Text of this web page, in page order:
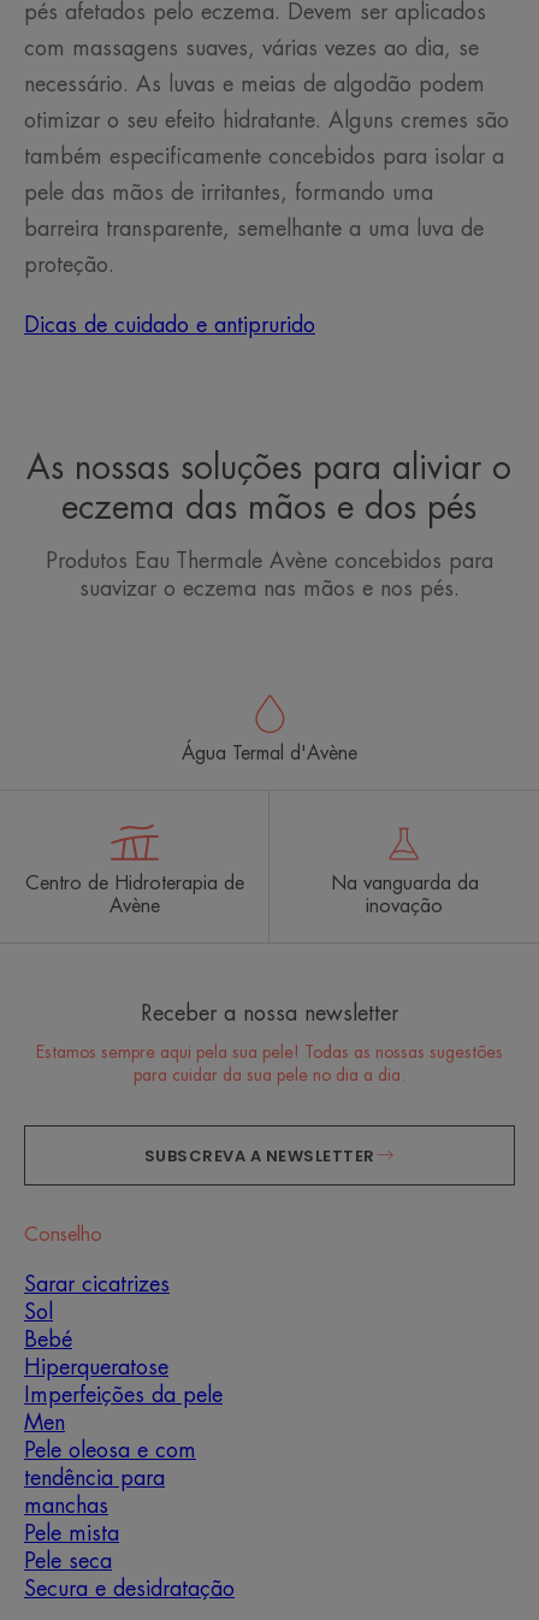
pés afetados pelo eczema. Devem ser aplicados
com massagens suaves, várias vezes ao dia, se
necessário. As luvas e meias de algodão podem
otimizar o seu efeito hidratante. Alguns cremes são
também especificamente concebidos para isolar a
pele das mãos de irritantes, formando uma
barreira transparente, semelhante a uma luva de
proteção.
Dicas de cuidado e antiprurido
As nossas soluções para aliviar o
eczema das mãos e dos pés
Produtos Eau Thermale Avène concebidos para
suavizar o eczema nas mãos e nos pés.
Água Termal d'Avène
Centro de Hidroterapia de
Avène
Na vanguarda da
inovação
Receber a nossa newsletter
Estamos sempre aqui pela sua pele! Todas as nossas sugestões
para cuidar da sua pele no dia a dia.
SUBSCREVA A NEWSLETTER
Conselho
Sarar cicatrizes
Sol
Bebé
Hiperqueratose
Imperfeições da pele
Men
Pele oleosa e com
tendência para
manchas
Pele mista
Pele seca
Secura e desidratação